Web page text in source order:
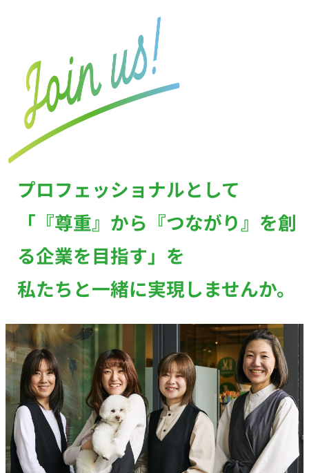
プロフェッショナルとして
「『尊重』から『つながり』を創
る企業を目指す」を
私たちと一緒に実現しませんか。